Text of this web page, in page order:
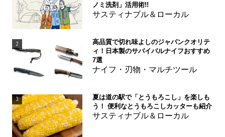
ノミ洗剤」活用術!!
サスティナブル＆ローカル
2
高品質で切れ味よしのジャパンクオリテ
ィ！日本製のサバイバルナイフおすすめ
7選
ナイフ・刃物・マルチツール
3
夏は道の駅で「とうもろこし」を楽しも
う！ 便利なとうもろこしカッターも紹介
サスティナブル＆ローカル